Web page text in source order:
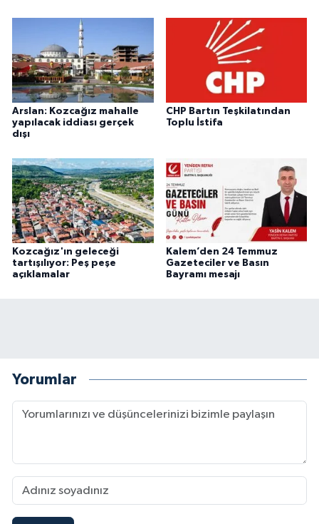
Arslan: Kozcağız mahalle
yapılacak iddiası gerçek
dışı
CHP Bartın Teşkilatından
Toplu İstifa
Kozcağız'ın geleceği
tartışılıyor: Peş peşe
açıklamalar
Kalem’den 24 Temmuz
Gazeteciler ve Basın
Bayramı mesajı
Yorumlar